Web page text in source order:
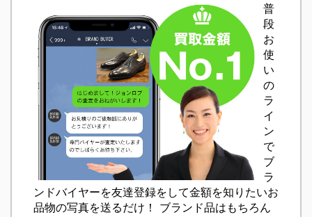
普
段
お
使
い
の
ラ
イ
ン
で
ブ
ラ
ンドバイヤーを友達登録をして金額を知りたいお
品物の写真を送るだけ！ ブランド品はもちろん